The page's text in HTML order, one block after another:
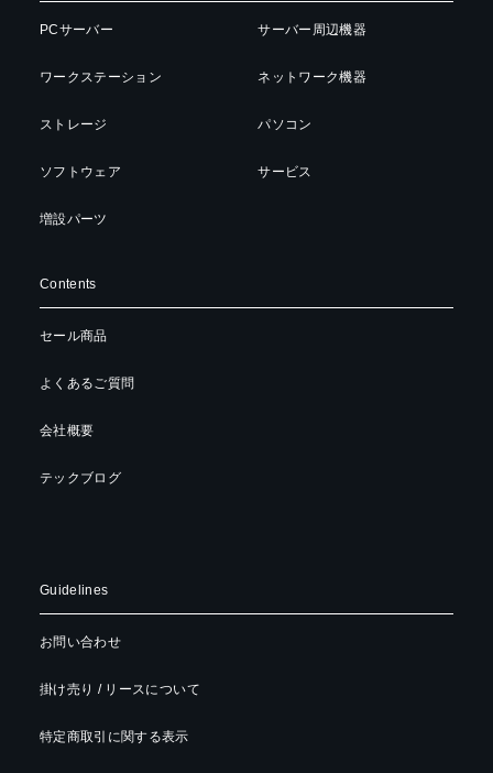
PCサーバー
ワークステーション
ストレージ
ソフトウェア
増設パーツ
サーバー周辺機器
ネットワーク機器
パソコン
サービス
Contents
セール商品
よくあるご質問
会社概要
テックブログ
Guidelines
お問い合わせ
掛け売り / リースについて
特定商取引に関する表示